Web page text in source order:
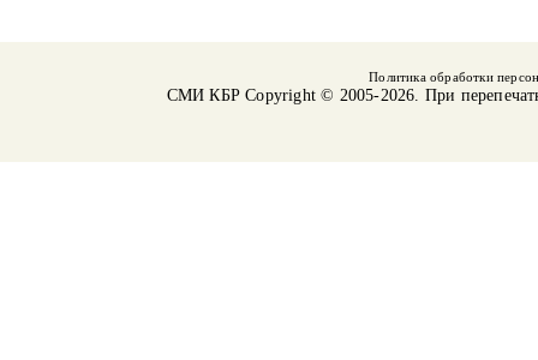
Политика обработки
СМИ КБРCopyright © 2005-2026. При